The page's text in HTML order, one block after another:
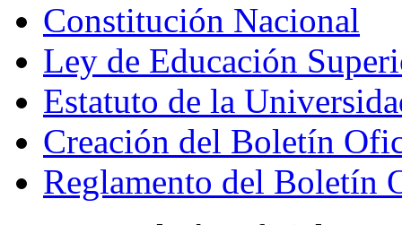
Constitución Nacional
Ley de Educación
Estatuto de la
Creación del Boletín
Reglamento del Boletín